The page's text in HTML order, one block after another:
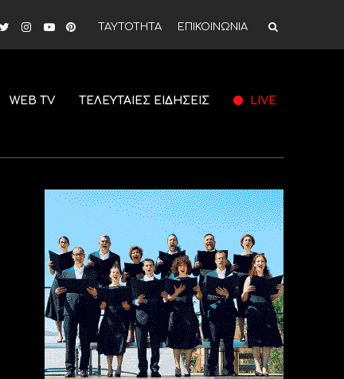
ΤΑΥΤΟΤΗΤΑ ΕΠΙΚΟΙΝΩΝΙΑ
WEB TV ΤΕΛΕΥΤΑΙΕΣ ΕΙΔΗΣΕΙΣ LIVE